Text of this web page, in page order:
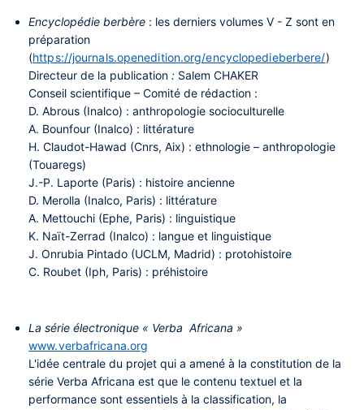
Encyclopédie berbère : les derniers volumes V - Z sont en
préparation
(https://journals.openedition.org/encyclopedieberbere/)
Directeur de la publication : Salem CHAKER
Conseil scientifique – Comité de rédaction :
D. Abrous (Inalco) : anthropologie socioculturelle
A. Bounfour (Inalco) : littérature
H. Claudot-Hawad (Cnrs, Aix) : ethnologie – anthropologie
(Touaregs)
J.-P. Laporte (Paris) : histoire ancienne
D. Merolla (Inalco, Paris) : littérature
A. Mettouchi (Ephe, Paris) : linguistique
K. Naït-Zerrad (Inalco) : langue et linguistique
J. Onrubia Pintado (UCLM, Madrid) : protohistoire
C. Roubet (Iph, Paris) : préhistoire
La série électronique « Verba Africana »
www.verbafricana.org
L'idée centrale du projet qui a amené à la constitution de la
série Verba Africana est que le contenu textuel et la
performance sont essentiels à la classification, la